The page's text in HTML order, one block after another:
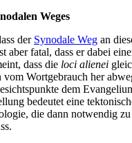
Weges
der Synodale Weg an
aber fatal, dass er dabei
dass die loci alienei
vom Wortgebrauch her
dem
bedeutet eine
die dann notwendig